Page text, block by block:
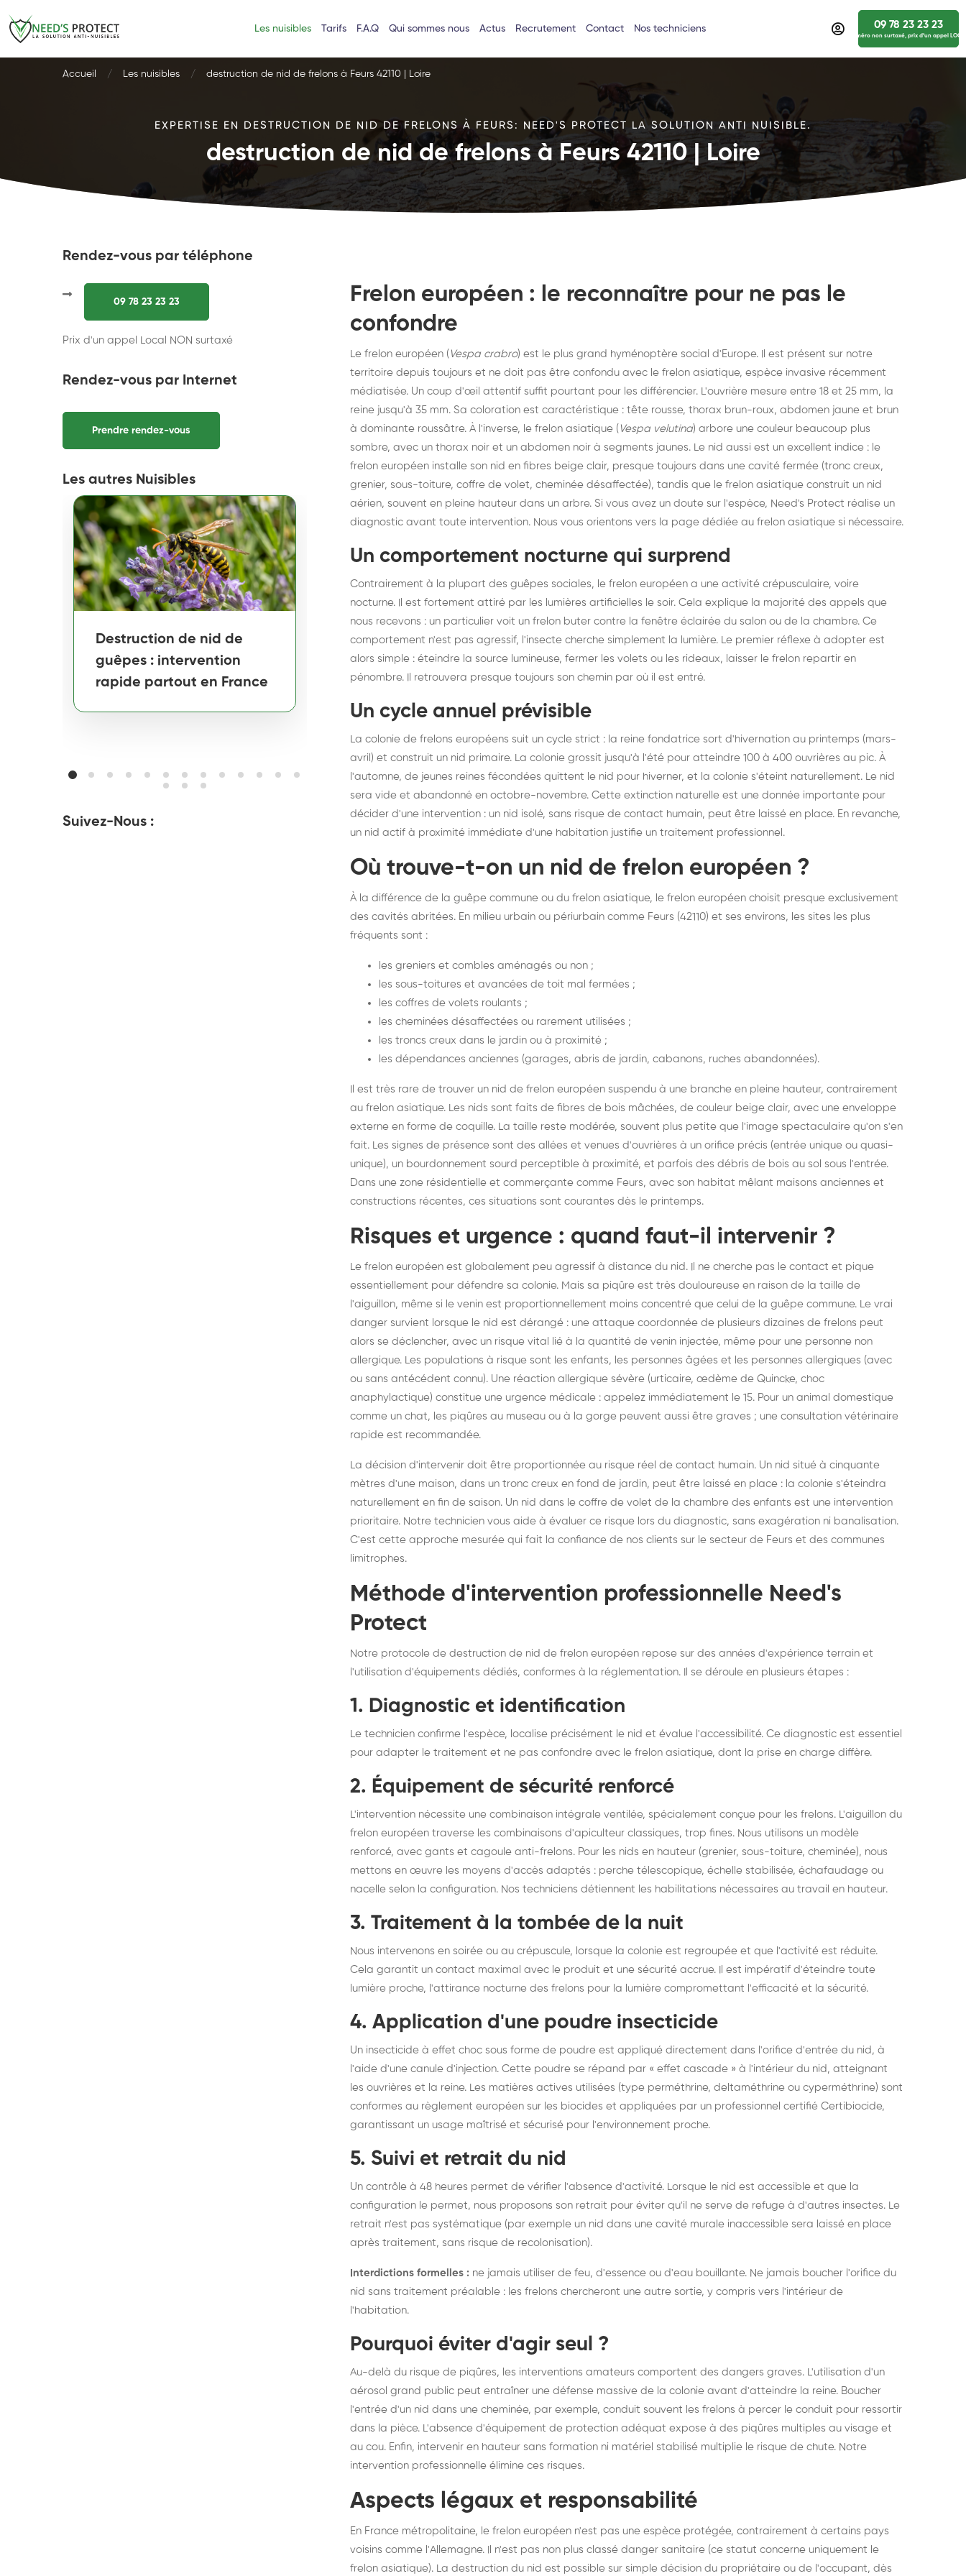
Les nuisibles Tarifs F.A.Q Qui sommes nous Actus Recrutement Contact Nos techniciens 09 78 23 23 23
numéro non surtaxé, prix d’un appel
Accueil Les nuisibles destruction de nid de frelons à Feurs 42110 | Loire
EXPERTISE EN DESTRUCTION DE NID DE FRELONS À FEURS: NEED'S PROTECT LA SOLUTION ANTI NUISIBLE.
destruction de nid de frelons à Feurs 42110 | Loire
Rendez-vous par téléphone
09 78 23 23 23
Prix d'un appel Local NON surtaxé
Rendez-vous par Internet
Prendre rendez-vous
Les autres Nuisibles
Destruction de nid de
guêpes : intervention
rapide partout en France
Destruction de nid de
frelons : intervention
rapide partout en France
Destruction de nid de
frelons asiatiques :
intervention partout en
Suivez-Nous :
Frelon européen : le reconnaître pour ne pas le
confondre
Le frelon européen ( Vespa crabro) est le plus grand hyménoptère social d'Europe. Il est présent sur notre
territoire depuis toujours et ne doit pas être confondu avec le frelon asiatique, espèce invasive récemment
médiatisée. Un coup d'œil attentif suffit pourtant pour les différencier. L'ouvrière mesure entre 18 et 25 mm, la
reine jusqu'à 35 mm. Sa coloration est caractéristique : tête rousse, thorax brun-roux, abdomen jaune et brun
à dominante roussâtre. À l'inverse, le frelon asiatique ( Vespa velutina) arbore une couleur beaucoup plus
sombre, avec un thorax noir et un abdomen noir à segments jaunes. Le nid aussi est un excellent indice : le
frelon européen installe son nid en fibres beige clair, presque toujours dans une cavité fermée (tronc creux,
grenier, sous-toiture, coffre de volet, cheminée désaffectée), tandis que le frelon asiatique construit un nid
aérien, souvent en pleine hauteur dans un arbre. Si vous avez un doute sur l'espèce, Need's Protect réalise un
diagnostic avant toute intervention. Nous vous orientons vers la page dédiée au frelon asiatique si nécessaire.
Un comportement nocturne qui surprend
Contrairement à la plupart des guêpes sociales, le frelon européen a une activité crépusculaire, voire
nocturne. Il est fortement attiré par les lumières artificielles le soir. Cela explique la majorité des appels que
nous recevons : un particulier voit un frelon buter contre la fenêtre éclairée du salon ou de la chambre. Ce
comportement n'est pas agressif, l'insecte cherche simplement la lumière. Le premier réflexe à adopter est
alors simple : éteindre la source lumineuse, fermer les volets ou les rideaux, laisser le frelon repartir en
pénombre. Il retrouvera presque toujours son chemin par où il est entré.
Un cycle annuel prévisible
La colonie de frelons européens suit un cycle strict : la reine fondatrice sort d'hivernation au printemps (mars-
avril) et construit un nid primaire. La colonie grossit jusqu'à l'été pour atteindre 100 à 400 ouvrières au pic. À
l'automne, de jeunes reines fécondées quittent le nid pour hiverner, et la colonie s'éteint naturellement. Le nid
sera vide et abandonné en octobre-novembre. Cette extinction naturelle est une donnée importante pour
décider d'une intervention : un nid isolé, sans risque de contact humain, peut être laissé en place. En revanche,
un nid actif à proximité immédiate d'une habitation justifie un traitement professionnel.
Où trouve-t-on un nid de frelon européen ?
À la différence de la guêpe commune ou du frelon asiatique, le frelon européen choisit presque exclusivement
des cavités abritées. En milieu urbain ou périurbain comme Feurs (42110) et ses environs, les sites les plus
fréquents sont :
les greniers et combles aménagés ou non ;
les sous-toitures et avancées de toit mal fermées ;
les coffres de volets roulants ;
les cheminées désaffectées ou rarement utilisées ;
les troncs creux dans le jardin ou à proximité ;
les dépendances anciennes (garages, abris de jardin, cabanons, ruches abandonnées).
Il est très rare de trouver un nid de frelon européen suspendu à une branche en pleine hauteur, contrairement
au frelon asiatique. Les nids sont faits de fibres de bois mâchées, de couleur beige clair, avec une enveloppe
externe en forme de coquille. La taille reste modérée, souvent plus petite que l'image spectaculaire qu'on s'en
fait. Les signes de présence sont des allées et venues d'ouvrières à un orifice précis (entrée unique ou quasi-
unique), un bourdonnement sourd perceptible à proximité, et parfois des débris de bois au sol sous l'entrée.
Dans une zone résidentielle et commerçante comme Feurs, avec son habitat mêlant maisons anciennes et
constructions récentes, ces situations sont courantes dès le printemps.
Risques et urgence : quand faut-il intervenir ?
Le frelon européen est globalement peu agressif à distance du nid. Il ne cherche pas le contact et pique
essentiellement pour défendre sa colonie. Mais sa piqûre est très douloureuse en raison de la taille de
l'aiguillon, même si le venin est proportionnellement moins concentré que celui de la guêpe commune. Le vrai
danger survient lorsque le nid est dérangé : une attaque coordonnée de plusieurs dizaines de frelons peut
alors se déclencher, avec un risque vital lié à la quantité de venin injectée, même pour une personne non
allergique. Les populations à risque sont les enfants, les personnes âgées et les personnes allergiques (avec
ou sans antécédent connu). Une réaction allergique sévère (urticaire, œdème de Quincke, choc
anaphylactique) constitue une urgence médicale : appelez immédiatement le 15. Pour un animal domestique
comme un chat, les piqûres au museau ou à la gorge peuvent aussi être graves ; une consultation vétérinaire
rapide est recommandée.
La décision d'intervenir doit être proportionnée au risque réel de contact humain. Un nid situé à cinquante
mètres d'une maison, dans un tronc creux en fond de jardin, peut être laissé en place : la colonie s'éteindra
naturellement en fin de saison. Un nid dans le coffre de volet de la chambre des enfants est une intervention
prioritaire. Notre technicien vous aide à évaluer ce risque lors du diagnostic, sans exagération ni banalisation.
C'est cette approche mesurée qui fait la confiance de nos clients sur le secteur de Feurs et des communes
limitrophes.
Méthode d'intervention professionnelle Need's
Protect
Notre protocole de destruction de nid de frelon européen repose sur des années d'expérience terrain et
l'utilisation d'équipements dédiés, conformes à la réglementation. Il se déroule en plusieurs étapes :
1. Diagnostic et identification
Le technicien confirme l'espèce, localise précisément le nid et évalue l'accessibilité. Ce diagnostic est essentiel
pour adapter le traitement et ne pas confondre avec le frelon asiatique, dont la prise en charge diffère.
2. Équipement de sécurité renforcé
L'intervention nécessite une combinaison intégrale ventilée, spécialement conçue pour les frelons. L'aiguillon du
frelon européen traverse les combinaisons d'apiculteur classiques, trop fines. Nous utilisons un modèle
renforcé, avec gants et cagoule anti-frelons. Pour les nids en hauteur (grenier, sous-toiture, cheminée), nous
mettons en œuvre les moyens d'accès adaptés : perche télescopique, échelle stabilisée, échafaudage ou
nacelle selon la configuration. Nos techniciens détiennent les habilitations nécessaires au travail en hauteur.
3. Traitement à la tombée de la nuit
Nous intervenons en soirée ou au crépuscule, lorsque la colonie est regroupée et que l'activité est réduite.
Cela garantit un contact maximal avec le produit et une sécurité accrue. Il est impératif d'éteindre toute
lumière proche, l'attirance nocturne des frelons pour la lumière compromettant l'efficacité et la sécurité.
4. Application d'une poudre insecticide
Un insecticide à effet choc sous forme de poudre est appliqué directement dans l'orifice d'entrée du nid, à
l'aide d'une canule d'injection. Cette poudre se répand par « effet cascade » à l'intérieur du nid, atteignant
les ouvrières et la reine. Les matières actives utilisées (type perméthrine, deltaméthrine ou cyperméthrine) sont
conformes au règlement européen sur les biocides et appliquées par un professionnel certifié Certibiocide,
garantissant un usage maîtrisé et sécurisé pour l'environnement proche.
5. Suivi et retrait du nid
Un contrôle à 48 heures permet de vérifier l'absence d'activité. Lorsque le nid est accessible et que la
configuration le permet, nous proposons son retrait pour éviter qu'il ne serve de refuge à d'autres insectes. Le
retrait n'est pas systématique (par exemple un nid dans une cavité murale inaccessible sera laissé en place
après traitement, sans risque de recolonisation).
Interdictions formelles : ne jamais utiliser de feu, d'essence ou d'eau bouillante. Ne jamais boucher l'orifice du
nid sans traitement préalable : les frelons chercheront une autre sortie, y compris vers l'intérieur de
l'habitation.
Pourquoi éviter d'agir seul ?
Au-delà du risque de piqûres, les interventions amateurs comportent des dangers graves. L'utilisation d'un
aérosol grand public peut entraîner une défense massive de la colonie avant d'atteindre la reine. Boucher
l'entrée d'un nid dans une cheminée, par exemple, conduit souvent les frelons à percer le conduit pour ressortir
dans la pièce. L'absence d'équipement de protection adéquat expose à des piqûres multiples au visage et
au cou. Enfin, intervenir en hauteur sans formation ni matériel stabilisé multiplie le risque de chute. Notre
intervention professionnelle élimine ces risques.
Aspects légaux et responsabilité
En France métropolitaine, le frelon européen n'est pas une espèce protégée, contrairement à certains pays
voisins comme l'Allemagne. Il n'est pas non plus classé danger sanitaire (ce statut concerne uniquement le
frelon asiatique). La destruction du nid est possible sur simple décision du propriétaire ou de l'occupant, dès